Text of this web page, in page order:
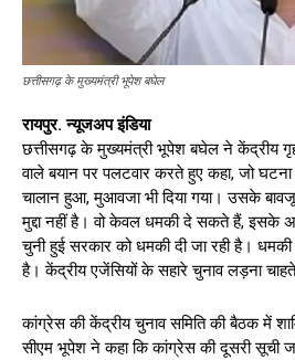
छत्तीसगढ़ के मुख्यमंत्री भूपेश बघेल
रायपुर. न्यूजअप इंडिया
छत्तीसगढ़ के मुख्यमंत्री भूपेश बघेल ने केंद्रीय
वाले बयान पर पलटवार करते हुए कहा, जो घटना
चालान हुआ, मुआवजा भी दिया गया। उसके
मुद्दा नहीं है। वो केवल धमकी दे सकते हैं, इसके
चुनी हुई सरकार को धमकी दी जा रही है।
है। केंद्रीय एजेंसियों के सहारे चुनाव लड़ना
कांग्रेस की केंद्रीय चुनाव समिति की बैठक में
सीएम भूपेश ने कहा कि कांग्रेस की दूसरी सूची